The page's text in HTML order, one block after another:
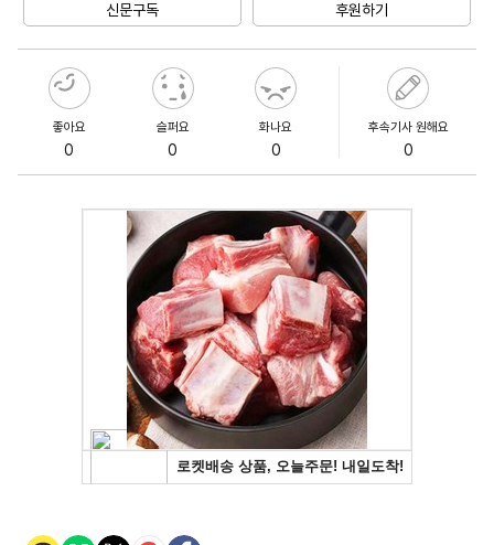
신문구독 후원하기
좋아요
0
슬퍼요
0
화나요
0
후속기사 원해요
0